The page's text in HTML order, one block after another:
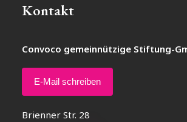
Kontakt
Convoco gemeinnützige Stiftung-
E-Mail schreiben
Brienner Str. 28